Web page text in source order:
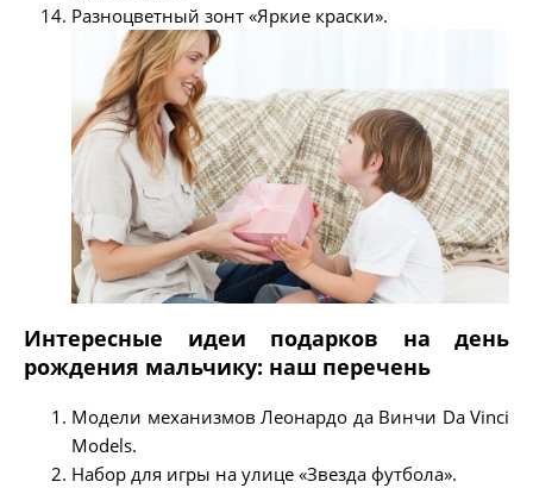
Разноцветный зонт «Яркие краски».
Интересные идеи подарков на день
рождения мальчику: наш перечень
Модели механизмов Леонардо да Винчи Da Vinci
Models.
Набор для игры на улице «Звезда футбола».